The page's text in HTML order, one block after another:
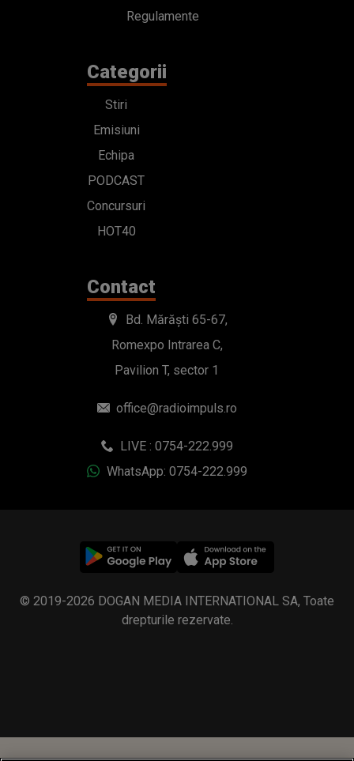
Regulamente
Categorii
Stiri
Emisiuni
Echipa
PODCAST
Concursuri
HOT40
Contact
Bd. Mărăști 65-67,
Romexpo Intrarea C,
Pavilion T, sector 1
office@radioimpuls.ro
LIVE : 0754-222.999
WhatsApp: 0754-222.999
© 2019-2026 DOGAN MEDIA INTERNATIONAL SA, Toate
drepturile rezervate.